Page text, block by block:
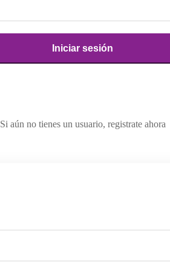
Iniciar sesión
Si aún no tienes un usuario, registrate ahora